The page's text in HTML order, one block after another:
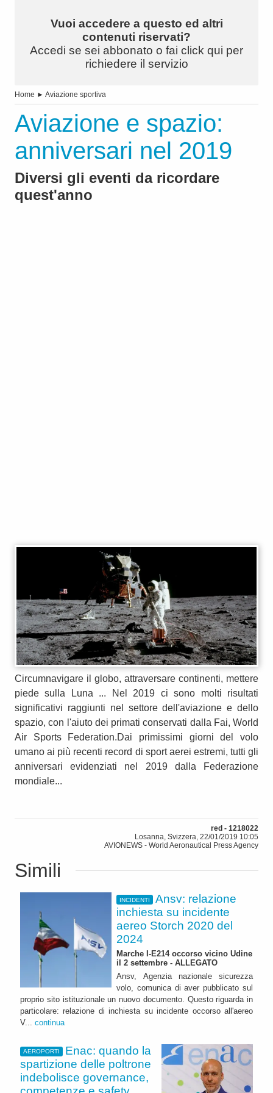
Vuoi accedere a questo ed altri
contenuti riservati?
Accedi se sei abbonato o fai click qui per
richiedere il servizio
Home ► Aviazione sportiva
Aviazione e spazio:
anniversari nel 2019
Diversi gli eventi da ricordare
quest'anno
Circumnavigare il globo, attraversare continenti, mettere
piede sulla Luna ... Nel 2019 ci sono molti risultati
significativi raggiunti nel settore dell'aviazione e dello
spazio, con l'aiuto dei primati conservati dalla Fai, World
Air Sports Federation.Dai primissimi giorni del volo
umano ai più recenti record di sport aerei estremi, tutti gli
anniversari evidenziati nel 2019 dalla Federazione
mondiale...
red - 1218022
Losanna, Svizzera, 22/01/2019 10:05
AVIONEWS - World Aeronautical Press Agency
Simili
INCIDENTI
Ansv: relazione
inchiesta su incidente
aereo Storch 2020 del
2024
Marche I-E214 occorso vicino Udine
il 2 settembre - ALLEGATO
Ansv, Agenzia nazionale sicurezza
volo, comunica di aver pubblicato sul
proprio sito istituzionale un nuovo documento. Questo riguarda in
particolare: relazione di inchiesta su incidente occorso all'aereo
V... continua
AEROPORTI
Enac: quando la
spartizione delle poltrone
indebolisce governance,